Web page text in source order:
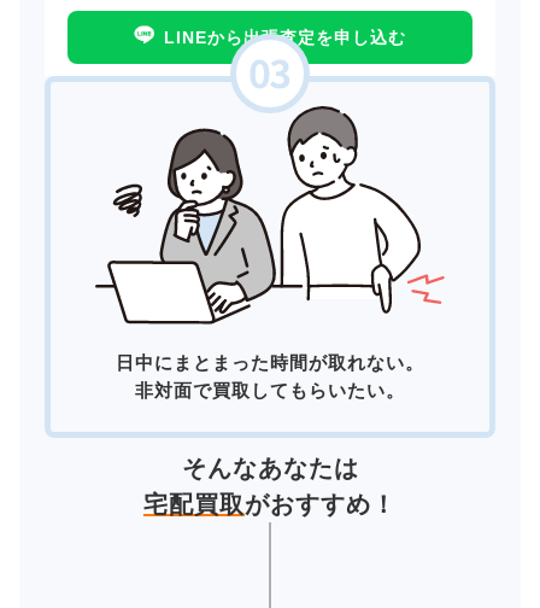
LINEから出張査定を申し込む
日中にまとまった時間が取れない。
非対面で買取してもらいたい。
そんなあなたは
宅配買取がおすすめ！